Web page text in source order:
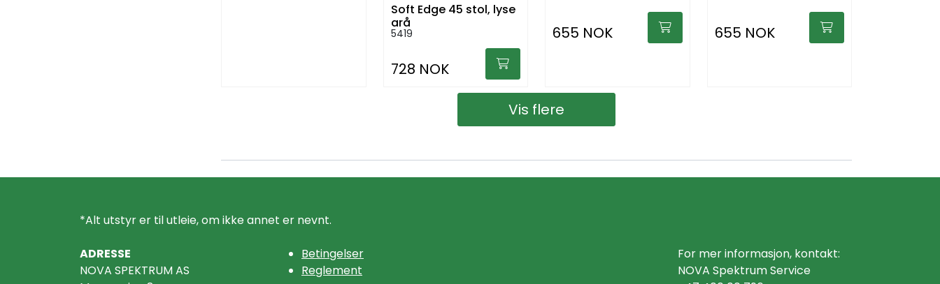
Soft Edge 45 stol, lyse
grå
5419
728 NOK
655 NOK 655 NOK
Vis flere
*Alt utstyr er til utleie, om ikke annet er nevnt.
ADRESSE
NOVA SPEKTRUM AS
Betingelser
Reglement
For mer informasjon, kontakt:
NOVA Spektrum Service